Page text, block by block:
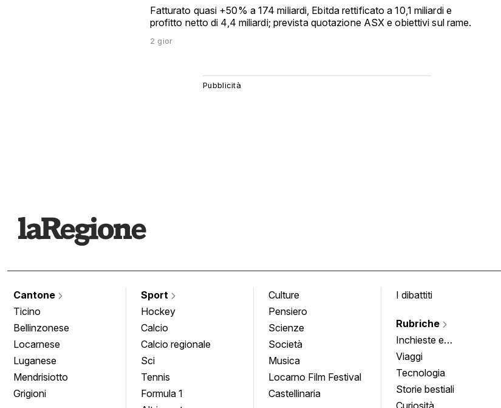
Fatturato quasi +50% a 174 miliardi, Ebitda rettificato a 10,1 miliardi e
profitto netto di 4,4 miliardi; prevista quotazione ASX e obiettivi sul rame.
2 gior
Cantone
Ticino
Bellinzonese
Locarnese
Luganese
Mendrisiotto
Grigioni
Sport
Hockey
Calcio
Calcio regionale
Sci
Tennis
Formula 1
Culture
Pensiero
Scienze
Società
Musica
Locarno Film Festival
Castellinaria
I dibattiti
Rubriche
Inchieste e
approfondimenti
Viaggi
Tecnologia
Storie bestiali
Curiosità